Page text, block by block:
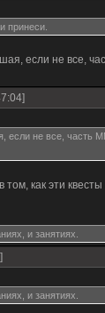
принеси.
если не все,
если не все, часть
том, как эти
и занятиях.
и занятиях.